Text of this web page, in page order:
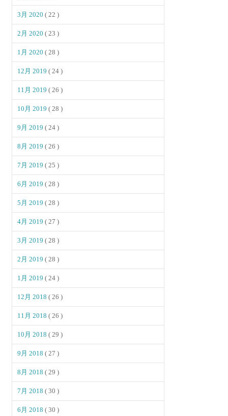
3月 2020( 22 )
2月 2020( 23 )
1月 2020( 28 )
12月 2019( 24 )
11月 2019( 26 )
10月 2019( 28 )
9月 2019( 24 )
8月 2019( 26 )
7月 2019( 25 )
6月 2019( 28 )
5月 2019( 28 )
4月 2019( 27 )
3月 2019( 28 )
2月 2019( 28 )
1月 2019( 24 )
12月 2018( 26 )
11月 2018( 26 )
10月 2018( 29 )
9月 2018( 27 )
8月 2018( 29 )
7月 2018( 30 )
6月 2018( 30 )